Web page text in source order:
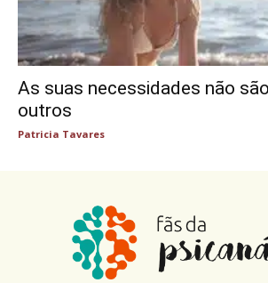
As suas necessidades não
outros
Patricia Tavares